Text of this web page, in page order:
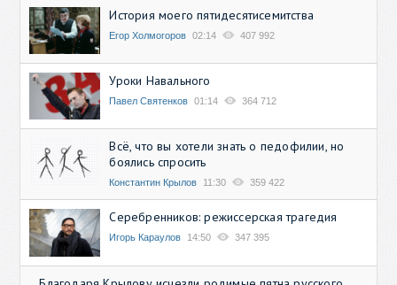
История моего пятидесятисемитства
Егор Холмогоров 02:14 407 992
Уроки Навального
Павел Святенков 01:14 364 712
Всё, что вы хотели знать о педофилии, но
боялись спросить
Константин Крылов 11:30 359 422
Серебренников: режиссерская трагедия
Игорь Караулов 14:50 347 395